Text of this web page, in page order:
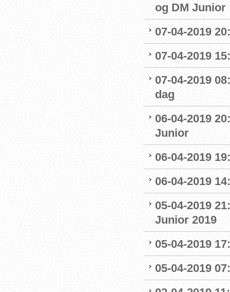
og DM Junior
07-04-2019
07-04-2019
07-04-2019
dag
06-04-2019
Junior
06-04-2019
06-04-2019
05-04-2019
Junior 2019
05-04-2019
05-04-2019